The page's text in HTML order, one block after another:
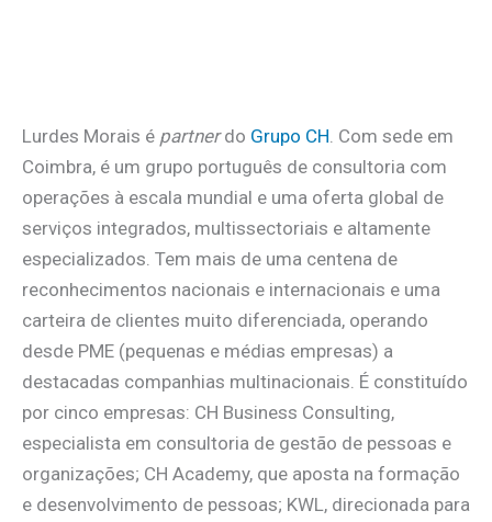
Lurdes Morais é partnerdo Grupo CH . Com sede em
Coimbra, é um grupo português de consultoria com
operações à escala mundial e uma oferta global de
serviços integrados, multissectoriais e altamente
especializados. Tem mais de uma centena de
reconhecimentos nacionais e internacionais e uma
carteira de clientes muito diferenciada, operando
desde PME (pequenas e médias empresas) a
destacadas companhias multinacionais. É constituído
por cinco empresas: CH Business Consulting,
especialista em consultoria de gestão de pessoas e
organizações; CH Academy, que aposta na formação
e desenvolvimento de pessoas; KWL, direcionada para